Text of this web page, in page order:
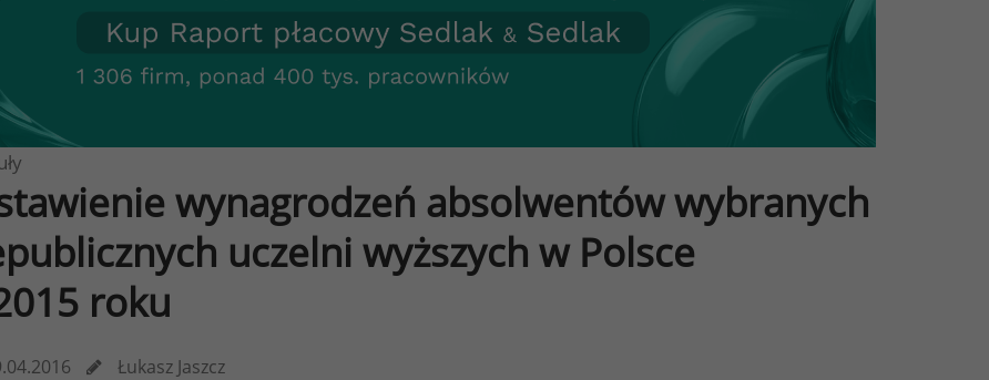
wynagrodzeń absolwentów wybranych
uczelni wyższych w Polsce
roku
Łukasz Jaszcz